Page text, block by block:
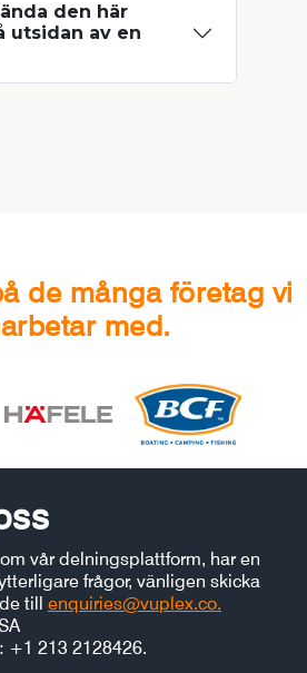
den här
utsidan av en
de många företag vi
med.
vår delningsplattform, har en
frågor, vänligen skicka
till enquiries@vuplex.co.
+1 213 2128426.